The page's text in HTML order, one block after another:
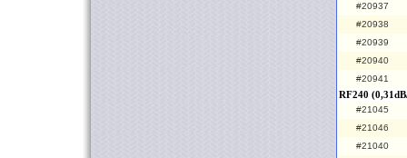
#20937
#20938
#20939
#20940
#20941
RF240
#21045
#21046
#21040